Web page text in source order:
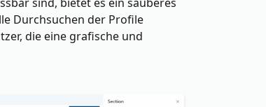
Durchsuchen der Profile
die eine grafische und